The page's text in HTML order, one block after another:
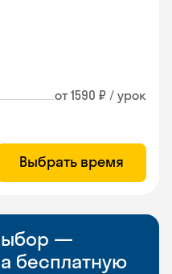
от 1590 ₽ / урок
Выбрать время
—
бесплатную